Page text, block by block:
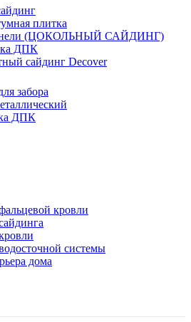
плитка
(ЦОКОЛЬНЫЙ САЙДИНГ)
ДПК
сайдинг Decover
забора
ДПК
кровли
системы
дома